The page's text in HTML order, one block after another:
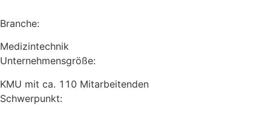
Branche:
Medizintechnik
Unternehmensgröße:
KMU mit ca. 110 Mitarbeitenden
Schwerpunkt: